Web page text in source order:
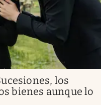
los
bienes aunque lo